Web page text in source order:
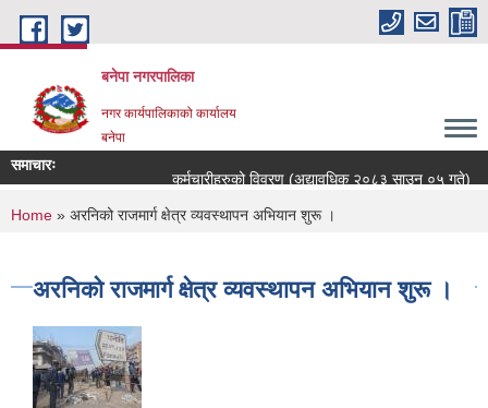
Skip to main content
बनेपा नगरपालिका
नगर कार्यपालिकाको कार्यालय
बनेपा
समाचारः
कर्मचारीहरुको विवरण (अद्यावधिक २०८३ साउन ०५ गते)
You are here
Home » अरनिको राजमार्ग क्षेत्र व्यवस्थापन अभियान शुरू ।
अरनिको राजमार्ग क्षेत्र व्यवस्थापन अभियान शुरू ।